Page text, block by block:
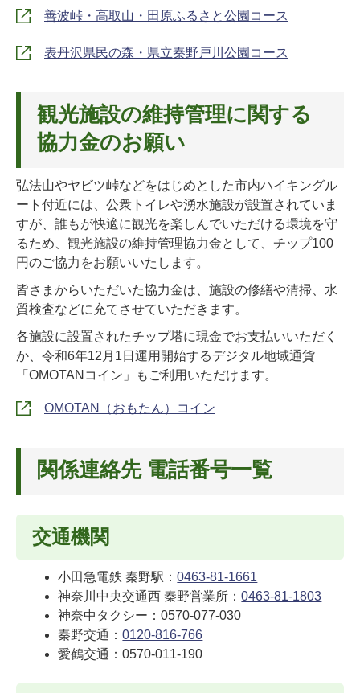
善波峠・高取山・田原ふるさと公園コース
表丹沢県民の森・県立秦野戸川公園コース
観光施設の維持管理に関する
協力金のお願い
弘法山やヤビツ峠などをはじめとした市内ハイキングル
ート付近には、公衆トイレや湧水施設が設置されていま
すが、誰もが快適に観光を楽しんでいただける環境を守
るため、観光施設の維持管理協力金として、チップ100
円のご協力をお願いいたします。
皆さまからいただいた協力金は、施設の修繕や清掃、水
質検査などに充てさせていただきます。
各施設に設置されたチップ塔に現金でお支払いいただく
か、令和6年12月1日運用開始するデジタル地域通貨
「OMOTANコイン」もご利用いただけます。
OMOTAN（おもたん）コイン
関係連絡先 電話番号一覧
交通機関
小田急電鉄 秦野駅：0463-81-1661
神奈川中央交通西 秦野営業所：0463-81-1803
神奈中タクシー：0570-077-030
秦野交通：0120-816-766
愛鶴交通：0570-011-190